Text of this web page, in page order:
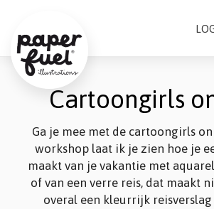
Cartoongirls
Ga je mee met de cartoongirls
workshop laat ik je zien hoe je
maakt van je vakantie met
of van een verre reis, dat maakt
overal een kleurrijk reisverslag